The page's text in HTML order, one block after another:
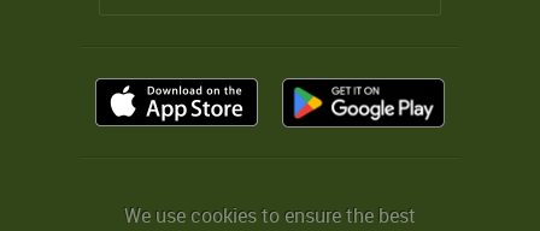
We use cookies to ensure the best